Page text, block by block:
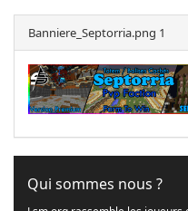
Banniere_Septorria.png 1
Qui sommes nous ?